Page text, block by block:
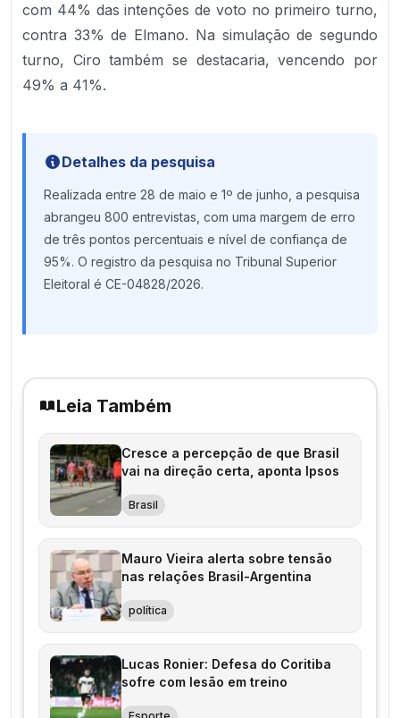
com 44% das intenções de voto no primeiro turno,
contra 33% de Elmano. Na simulação de segundo
turno, Ciro também se destacaria, vencendo por
49% a 41%.
Detalhes da pesquisa
Realizada entre 28 de maio e 1º de junho, a pesquisa
abrangeu 800 entrevistas, com uma margem de erro
de três pontos percentuais e nível de confiança de
95%. O registro da pesquisa no Tribunal Superior
Eleitoral é CE-04828/2026.
Leia Também
Cresce a percepção de que Brasil
vai na direção certa, aponta Ipsos
Brasil
Mauro Vieira alerta sobre tensão
nas relações Brasil-Argentina
política
Lucas Ronier: Defesa do Coritiba
sofre com lesão em treino